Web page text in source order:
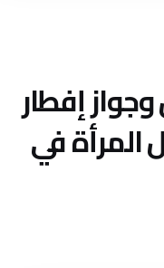
إفطار
حول المرأة في